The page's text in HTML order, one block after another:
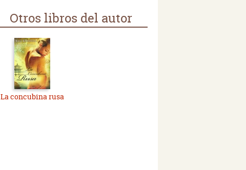
Otros libros del autor
La concubina rusa